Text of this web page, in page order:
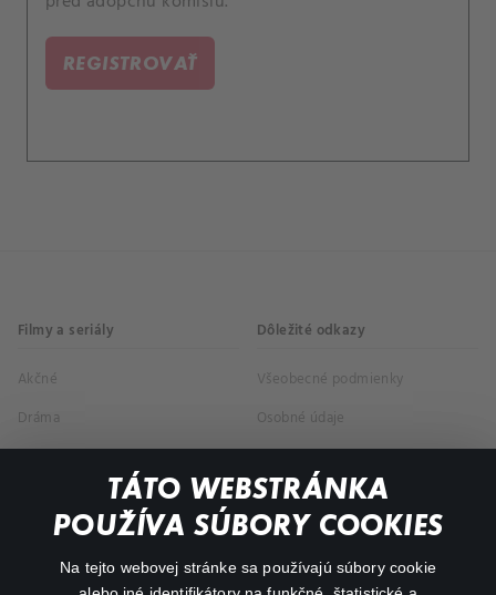
TÁTO WEBSTRÁNKA
POUŽÍVA SÚBORY COOKIES
Na tejto webovej stránke sa používajú súbory cookie
REGISTROVAŤ
Filmy a seriály
Akčné
Dráma
Dôležité odkazy
Všeobecné podmienky
Osobné údaje